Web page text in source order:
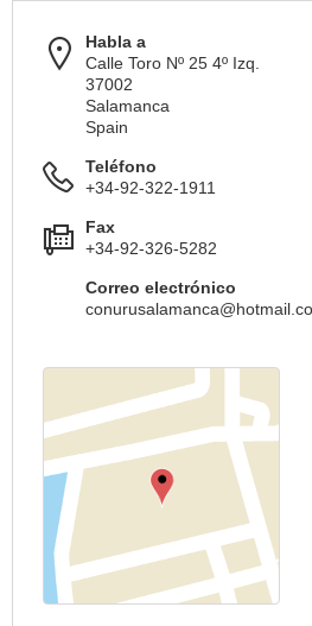
Habla a
Calle Toro Nº 25 4º Izq.
37002
Salamanca
Spain
Teléfono
+34-92-322-1911
Fax
+34-92-326-5282
Correo electrónico